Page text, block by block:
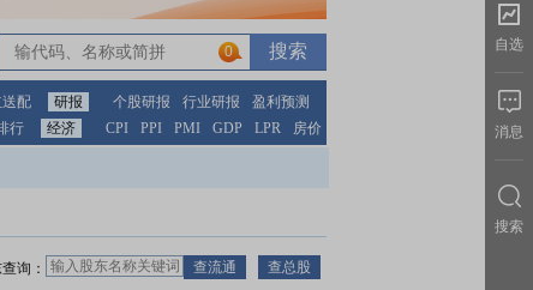
0
配 研报 个股研报 行业研报
盈利预测
行 经济 CPI PPI PMI GDP LPR 房价
询：
自选
消息
搜索